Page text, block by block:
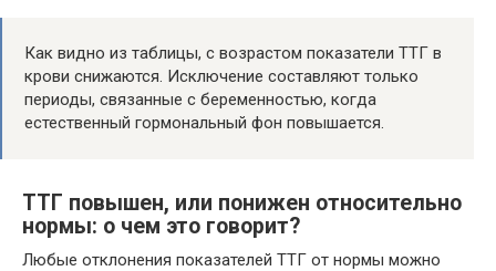
Как видно из таблицы, с возрастом показатели ТТГ в
крови снижаются. Исключение составляют только
периоды, связанные с беременностью, когда
естественный гормональный фон повышается.
ТТГ повышен, или понижен относительно
нормы: о чем это говорит?
Любые отклонения показателей ТТГ от нормы можно